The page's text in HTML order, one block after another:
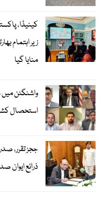
کینیڈا،
زیر اہتمام
منایا گیا
واشنگٹن میں
استحصال
ججز تقرر،
ذرائع ایوان